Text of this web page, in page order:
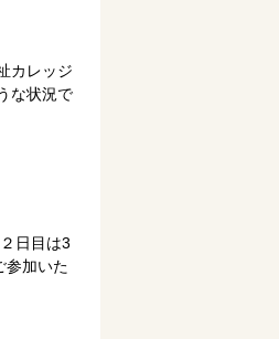
カレッジ
な状況で
日目は3
参加いた